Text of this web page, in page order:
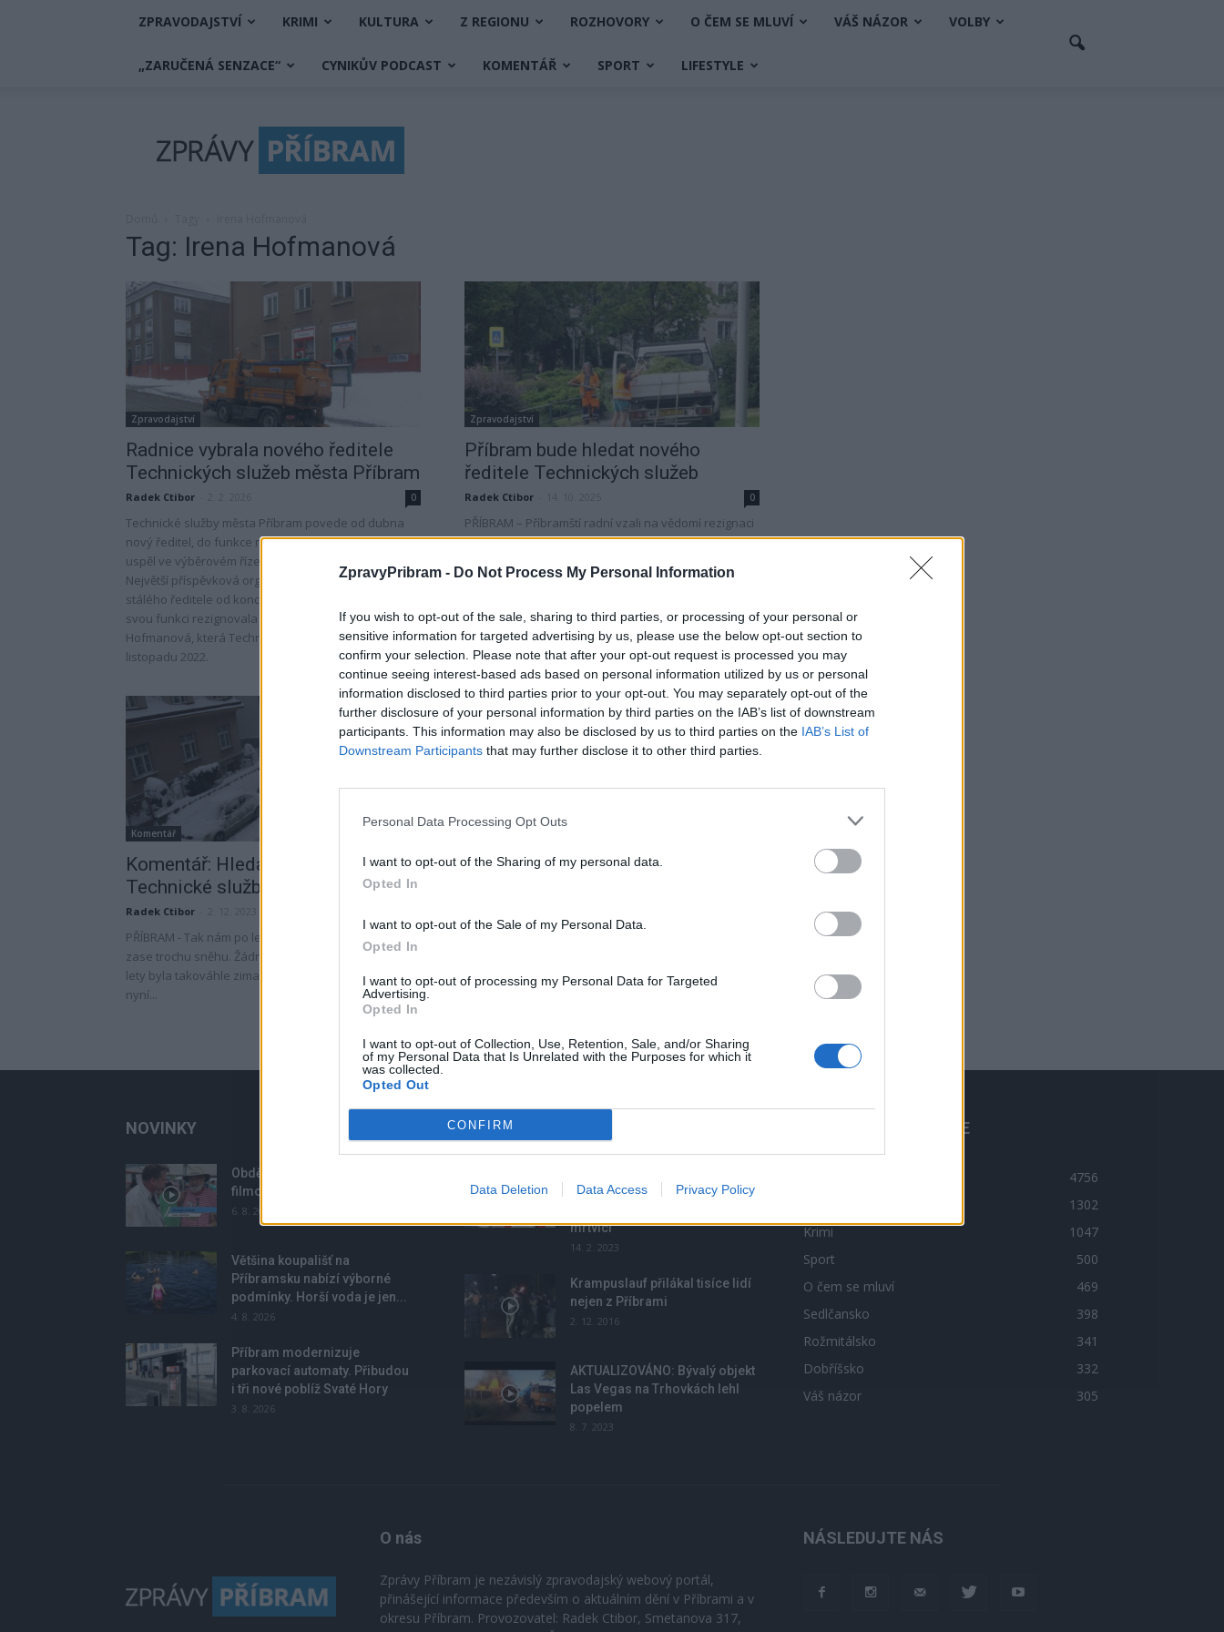
ZpravyPribram - Do Not Process My Personal Information
If you wish to opt-out of the sale, sharing to third parties, or processing of your personal or
sensitive information for targeted advertising by us, please use the below opt-out section to
confirm your selection. Please note that after your opt-out request is processed you may
continue seeing interest-based ads based on personal information utilized by us or personal
information disclosed to third parties prior to your opt-out. You may separately opt-out of the
further disclosure of your personal information by third parties on the IAB’s list of downstream
participants. This information may also be disclosed by us to third parties on the IAB’s List of
Downstream Participants that may further disclose it to other third parties.
Personal Data Processing Opt Outs
I want to opt-out of the Sharing of my personal data.
Opted In
I want to opt-out of the Sale of my Personal Data.
Opted In
I want to opt-out of processing my Personal Data for Targeted
Advertising.
Opted In
I want to opt-out of Collection, Use, Retention, Sale, and/or Sharing
of my Personal Data that Is Unrelated with the Purposes for which it
was collected.
Opted Out
CONFIRM
Data Deletion Data Access Privacy Policy
ZPRAVODAJSTVÍ KRIMI KULTURA Z REGIONU ROZHOVORY O ČEM SE MLUVÍ VÁŠ NÁZOR VOLBY
„ZARUČENÁ SENZACE“ CYNIKŮV PODCAST KOMENTÁŘ SPORT LIFESTYLE
Příbram
Tag: Irena Hofmanová
Zpravodajství
Radnice vybrala nového ředitele
Technických služeb města Příbram
Radek Ctibor 0
Technické služby města Příbram povedе od dubna
nový ředitel, do funkce nastoupí Jan Poskočil, který
uspěl ve výběrovém řízení mezi osmi uchazeči.
Největší příspěvková organizace města je bez
stálého ředitele od konce loňského října, kdy na
svou funkci rezignovala dosavadní ředitelka Irena
Hofmanová, která Technické služby vedla od
listopadu 2022.
Zpravodajství
Příbram bude hledat nového
ředitele Technických služeb
Radek Ctibor 0
PŘÍBRAM – Příbramští radní vzali na vědomí rezignaci
ředitelky Technických služeb města Příbram Ireny
funkce,...
Komentář
Komentář: Hledají se příbramské
Technické služby Zn: Spěchá
Radek Ctibor
PŘÍBRAM - Tak nám po letech napadlo v Příbrami
zase trochu sněhu. Žádná kalamita, ještě před pár
lety byla takováhle zima úplně normální. Nicméně
nyní...
NOVINKY
Obděnice vzpomínaly na
filmovou legendu
6. 8. 2026
Většina koupališť na
Příbramsku nabízí výborné
podmínky. Horší voda je jen...
4. 8. 2026
Příbram modernizuje
parkovací automaty. Přibudou
i tři nové poblíž Svaté Hory
3. 8. 2026
NEJČTENĚJŠÍ ČLÁNKY
účet na pomoc mladé
mrtvicí
14. 2. 2023
Krampuslauf přilákal tisíce lidí
nejen z Příbrami
2. 12. 2016
AKTUALIZOVÁNO: Bývalý objekt
Las Vegas na Trhovkách lehl
popelem
8. 7. 2023
OBLÍBENÉ KATEGORIE
4756
1302
Krimi
1047
Sport
500
O čem se mluví
469
Sedlčansko
398
Rožmitálsko
341
Dobříšsko
332
Váš názor
305
O nás
Zprávy Příbram je nezávislý zpravodajský webový portál,
přinášející informace především o aktuálním dění v Příbrami a v
okresu Příbram. Provozovatel: Radek Ctibor, Smetanova 317,
NÁSLEDUJTE NÁS